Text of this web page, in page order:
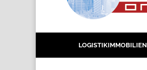
LOGISTIKIMMOBILIEN